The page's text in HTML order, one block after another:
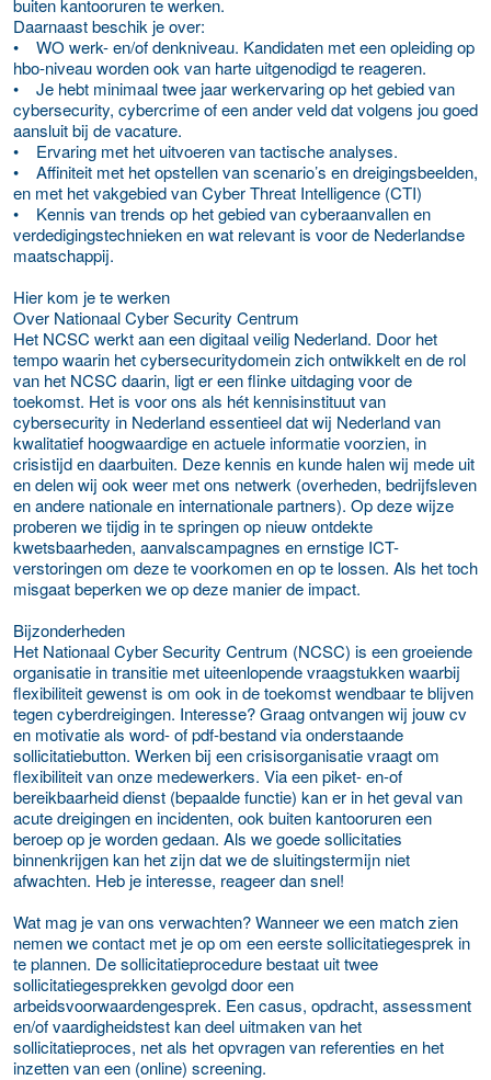
Daarnaast beschik je over:
• WO werk- en/of denkniveau. Kandidaten met een opleiding op
hbo-niveau worden ook van harte uitgenodigd te reageren.
• Je hebt minimaal twee jaar werkervaring op het gebied van
cybersecurity, cybercrime of een ander veld dat volgens jou goed
aansluit bij de vacature.
• Ervaring met het uitvoeren van tactische analyses.
• Affiniteit met het opstellen van scenario’s en dreigingsbeelden,
en met het vakgebied van Cyber Threat Intelligence (CTI)
• Kennis van trends op het gebied van cyberaanvallen en
verdedigingstechnieken en wat relevant is voor de Nederlandse
maatschappij.
Hier kom je te werken
Over Nationaal Cyber Security Centrum
Het NCSC werkt aan een digitaal veilig Nederland. Door het
tempo waarin het cybersecuritydomein zich ontwikkelt en de rol
van het NCSC daarin, ligt er een flinke uitdaging voor de
toekomst. Het is voor ons als hét kennisinstituut van
cybersecurity in Nederland essentieel dat wij Nederland van
kwalitatief hoogwaardige en actuele informatie voorzien, in
crisistijd en daarbuiten. Deze kennis en kunde halen wij mede uit
en delen wij ook weer met ons netwerk (overheden, bedrijfsleven
en andere nationale en internationale partners). Op deze wijze
proberen we tijdig in te springen op nieuw ontdekte
kwetsbaarheden, aanvalscampagnes en ernstige ICT-
verstoringen om deze te voorkomen en op te lossen. Als het toch
misgaat beperken we op deze manier de impact.
Bijzonderheden
Het Nationaal Cyber Security Centrum (NCSC) is een groeiende
organisatie in transitie met uiteenlopende vraagstukken waarbij
flexibiliteit gewenst is om ook in de toekomst wendbaar te blijven
tegen cyberdreigingen. Interesse? Graag ontvangen wij jouw cv
en motivatie als word- of pdf-bestand via onderstaande
sollicitatiebutton. Werken bij een crisisorganisatie vraagt om
flexibiliteit van onze medewerkers. Via een piket- en-of
bereikbaarheid dienst (bepaalde functie) kan er in het geval van
acute dreigingen en incidenten, ook buiten kantooruren een
beroep op je worden gedaan. Als we goede sollicitaties
binnenkrijgen kan het zijn dat we de sluitingstermijn niet
afwachten. Heb je interesse, reageer dan snel!
Wat mag je van ons verwachten? Wanneer we een match zien
nemen we contact met je op om een eerste sollicitatiegesprek in
te plannen. De sollicitatieprocedure bestaat uit twee
sollicitatiegesprekken gevolgd door een
arbeidsvoorwaardengesprek. Een casus, opdracht, assessment
en/of vaardigheidstest kan deel uitmaken van het
sollicitatieproces, net als het opvragen van referenties en het
inzetten van een (online) screening.